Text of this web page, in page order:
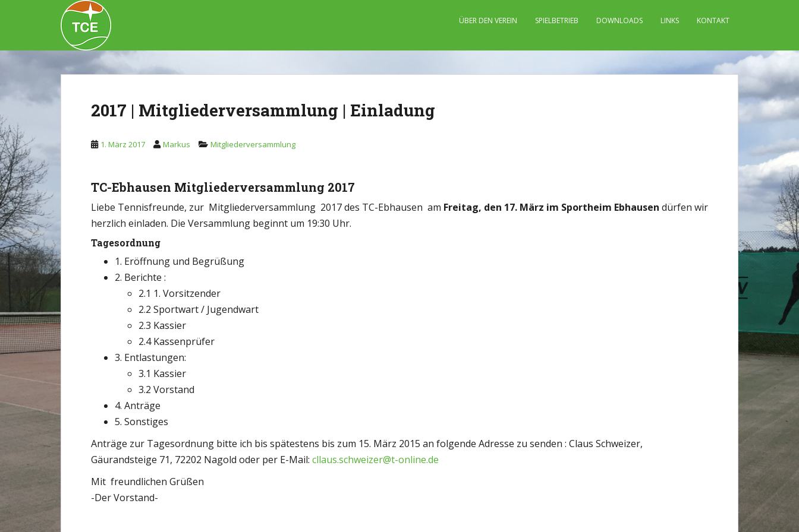
Skip to main content
ÜBER DEN VEREIN SPIELBETRIEB DOWNLOADS LINKS KONTAKT
2017 | Mitgliederversammlung | Einladung
1. März 2017 Markus Mitgliederversammlung
TC-Ebhausen Mitgliederversammlung 2017
Liebe Tennisfreunde, zur Mitgliederversammlung 2017 des TC-Ebhausen am Freitag, den 17. März im Sportheim Ebhausen dürfen wir
herzlich einladen. Die Versammlung beginnt um 19:30 Uhr.
Tagesordnung
1. Eröffnung und Begrüßung
2. Berichte :
2.1 1. Vorsitzender
2.2 Sportwart / Jugendwart
2.3 Kassier
2.4 Kassenprüfer
3. Entlastungen:
3.1 Kassier
3.2 Vorstand
4. Anträge
5. Sonstiges
Anträge zur Tagesordnung bitte ich bis spätestens bis zum 15. März 2015 an folgende Adresse zu senden : Claus Schweizer,
Gäurandsteige 71, 72202 Nagold oder per E-Mail: cllaus.schweizer@t-online.de
Mit freundlichen Grüßen
-Der Vorstand-